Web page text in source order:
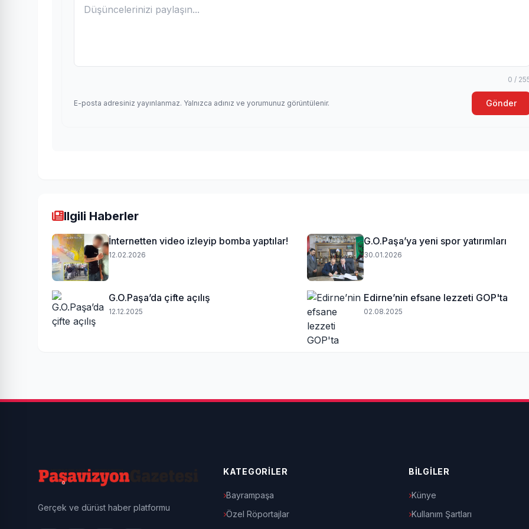
0 /
E-posta adresiniz yayınlanmaz. Yalnızca adınız ve yorumunuz görüntülenir. Gönder
Ilgili Haberler
İnternetten video izleyip bomba yaptılar!
12.02.2026
G.O.Paşa’ya yeni spor yatırımları
30.01.2026
G.O.Paşa’da çifte açılış
12.12.2025
Edirne’nin efsane lezzeti GOP'ta
02.08.2025
Gerçek ve dürüst haber platformu
KATEGORİLER
Bayrampaşa
Özel Röportajlar
BİLGİLER
Künye
Kullanım Şartları